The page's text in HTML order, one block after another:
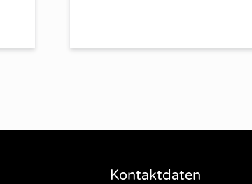
Kontaktdaten